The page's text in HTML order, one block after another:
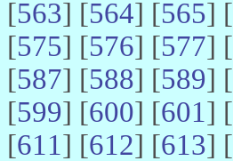
[563] [564] [565] [
[575] [576] [577] [
[587] [588] [589] [
[599] [600] [601] [
[611] [612] [613] [